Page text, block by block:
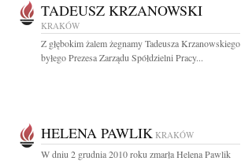
TADEUSZ KRZANOWSKI
KRAKÓW
Z głębokim żalem żegnamy Tadeusza Krzanowskiego
byłego Prezesa Zarządu Spółdzielni Pracy...
HELENA PAWLIK KRAKÓW
W dniu 2 grudnia 2010 roku zmarła Helena Pawlik